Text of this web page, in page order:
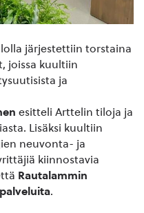
järjestettiin torstaina
joissa kuultiin
ja
esitteli Arttelin tiloja ja
Lisäksi kuultiin
neuvonta- ja
kiinnostavia
Rautalammin
.